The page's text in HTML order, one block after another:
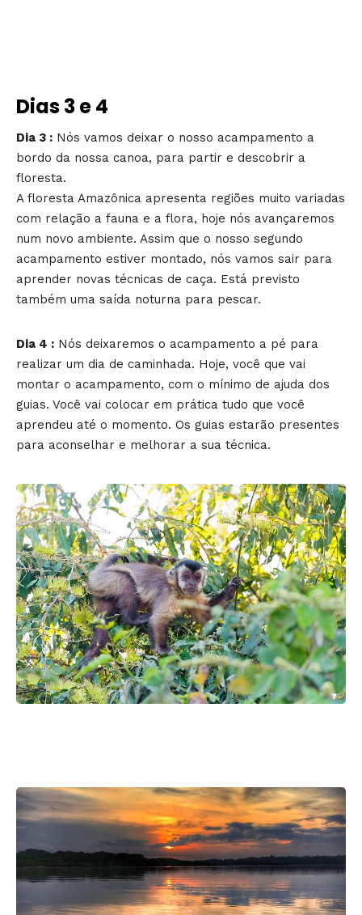
Dias 3 e 4
Dia 3 : Nós vamos deixar o nosso acampamento a
bordo da nossa canoa, para partir e descobrir a
floresta.
A floresta Amazônica apresenta regiões muito variadas
com relação a fauna e a flora, hoje nós avançaremos
num novo ambiente. Assim que o nosso segundo
acampamento estiver montado, nós vamos sair para
aprender novas técnicas de caça. Está previsto
também uma saída noturna para pescar.
Dia 4 : Nós deixaremos o acampamento a pé para
realizar um dia de caminhada. Hoje, você que vai
montar o acampamento, com o mínimo de ajuda dos
guias. Você vai colocar em prática tudo que você
aprendeu até o momento. Os guias estarão presentes
para aconselhar e melhorar a sua técnica.